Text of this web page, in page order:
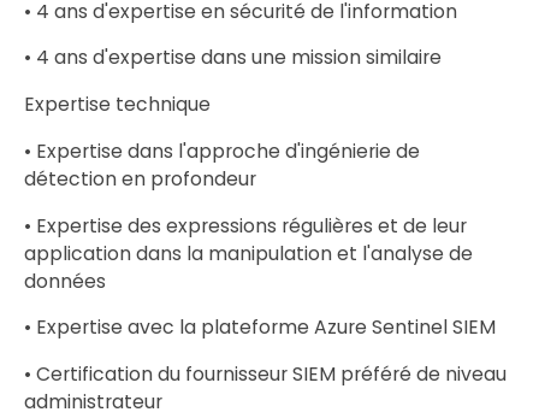
• 4 ans d'expertise en sécurité de l'information
• 4 ans d'expertise dans une mission similaire
Expertise technique
• Expertise dans l'approche d'ingénierie de
détection en profondeur
• Expertise des expressions régulières et de leur
application dans la manipulation et l'analyse de
données
• Expertise avec la plateforme Azure Sentinel SIEM
• Certification du fournisseur SIEM préféré de niveau
administrateur